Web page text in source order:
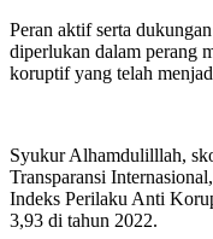
Peran aktif serta
diperlukan dalam perang
koruptif yang telah
Syukur Alhamdulilllah,
Transparansi
Indeks Perilaku Anti
3,93 di tahun 2022.